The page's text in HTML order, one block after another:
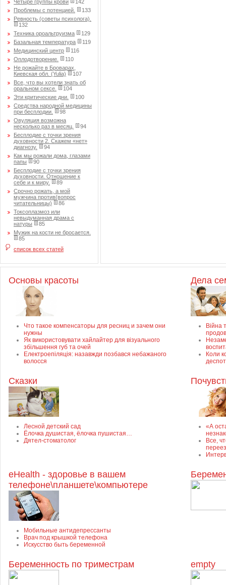
Четыре группы крови
142
Проблемы с потенцией.
133
Ревность (советы психолога).
132
Техника ороальтруизма
129
Базальная температура
119
Медицинский центр
116
Оплодотворение.
110
Не рожайте в Броварах,
Киевская обл. (Yulia)
107
Все, что вы хотели знать об
оральном сексе.
104
Эти критические дни.
100
Средства народной медицины
при бесплодии.
98
Овуляция возможна
несколько раз в месяц.
94
Бесплодие с точки зрения
духовности 2. Скажем «нет»
диагнозу.
94
Как мы рожали дома, глазами
папы
90
Бесплодие с точки зрения
духовности. Отношение к
себе и к миру.
89
Срочно рожать, а мой
мужчина против(вопрос
читательницы)
86
Токсоплазмоз или
невыдуманная драма с
натуры
85
Мужик на кости не бросается.
85
список всех статей
Основы красоты
Что такое компенсаторы для ресниц и зачем они
нужны
Як використовувати хайлайтер для візуального
збільшення губ та очей
Електроепіляція: назавжди позбався небажаного
волосся
Дела
Війна
Коли
Сказки
Лесной детский сад
Ёлочка душистая, ёлочка пушистая…
Дятел-стоматолог
«А
Все,
eHealth - здоровье в вашем
телефоне\планшете\компьютере
Мобильные антидепрессанты
Врач под крышкой телефона
Искусство быть беременной
Беременность по триместрам empty